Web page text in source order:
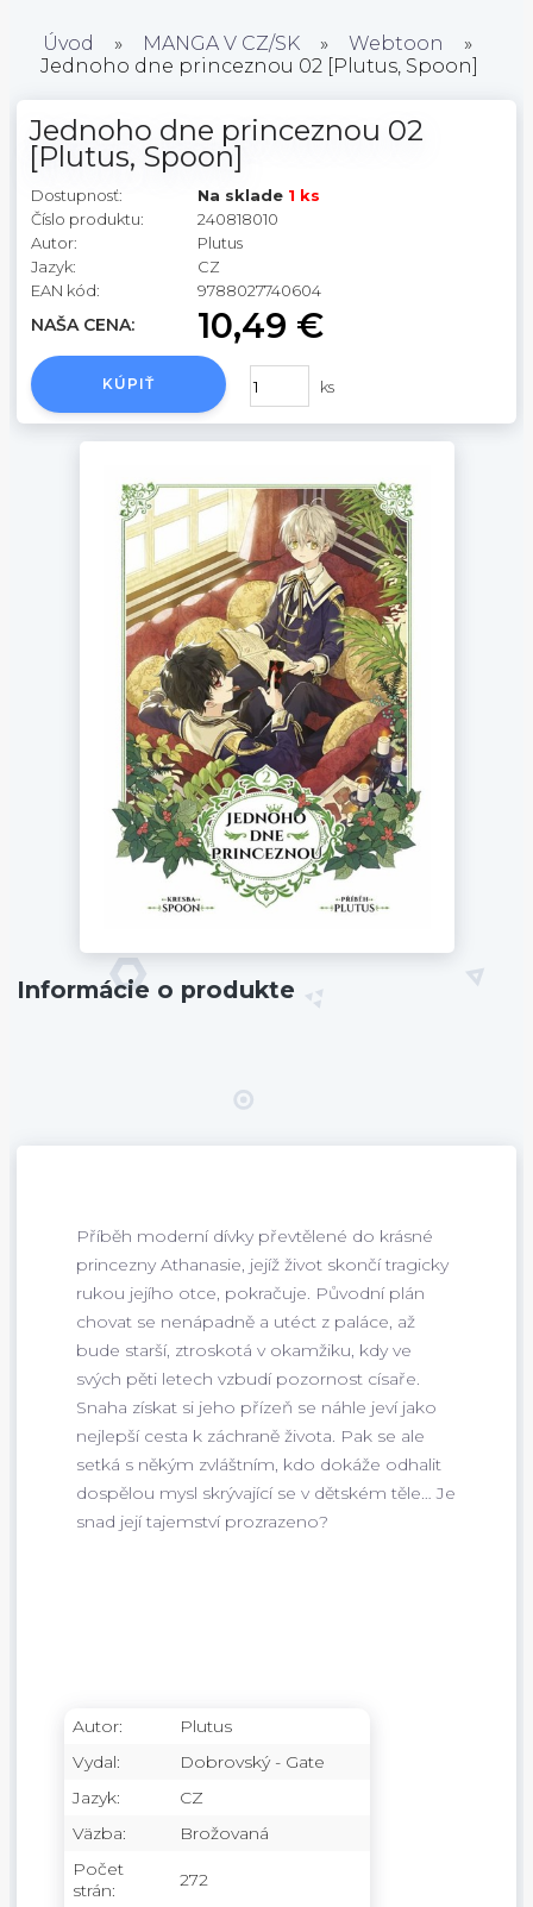
Úvod » MANGA V CZ/SK » Webtoon
»
Jednoho dne princeznou 02 [Plutus, Spoon]
Jednoho dne princeznou 02
[Plutus, Spoon]
Dostupnosť: Na sklade 1 ks
Číslo produktu:
240818010
Autor:
Plutus
Jazyk:
CZ
EAN kód:
9788027740604
NAŠA CENA: 10,49 €
ks
KÚPIŤ
Informácie o produkte
Příběh moderní dívky převtělené do krásné
princezny Athanasie, jejíž život skončí tragicky
rukou jejího otce, pokračuje. Původní plán
chovat se nenápadně a utéct z paláce, až
bude starší, ztroskotá v okamžiku, kdy ve
svých pěti letech vzbudí pozornost císaře.
Snaha získat si jeho přízeň se náhle jeví jako
nejlepší cesta k záchraně života. Pak se ale
setká s někým zvláštním, kdo dokáže odhalit
dospělou mysl skrývající se v dětském těle… Je
snad její tajemství prozrazeno?
Autor:
Plutus
Vydal:
Dobrovský - Gate
Jazyk:
CZ
Väzba:
Brožovaná
Počet
strán:
272